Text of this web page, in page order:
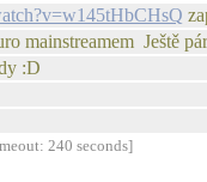
mainstreamem Ještě
:D
240 seconds]